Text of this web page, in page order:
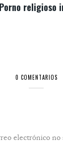
religioso
0 COMENTARIOS
electrónico no